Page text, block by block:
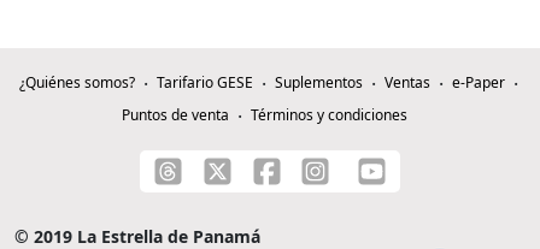
¿Quiénes somos? Tarifario GESE Suplementos Ventas
e-Paper
Puntos de venta
Términos y condiciones
© 2019 La Estrella de Panamá